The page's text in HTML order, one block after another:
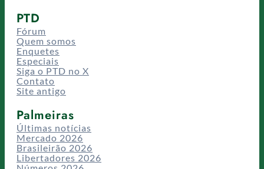
PTD
Fórum
Quem somos
Enquetes
Especiais
Siga o PTD no X
Contato
Site antigo
Palmeiras
Últimas notícias
Mercado 2026
Brasileirão 2026
Libertadores 2026